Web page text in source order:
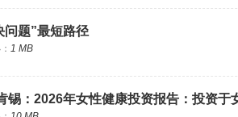
问题”最短路径
1 MB
锡：2026年女性健康投资报告：投资于